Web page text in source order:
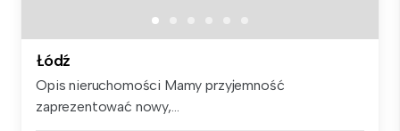
Łódź
Opis nieruchomości Mamy przyjemność
zaprezentować nowy,...